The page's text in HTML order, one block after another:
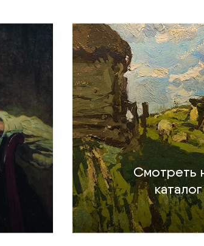
Смотреть
каталог